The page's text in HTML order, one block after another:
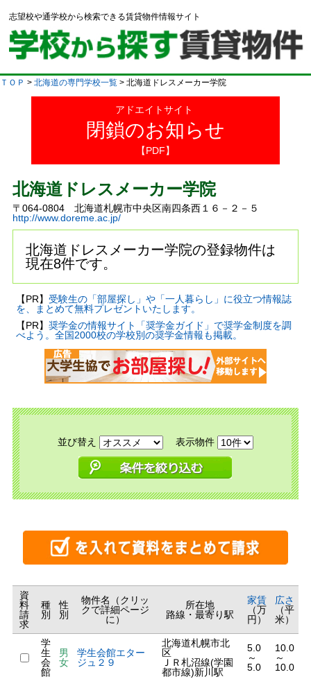
志望校や通学校から検索できる賃貸物件情報サイト
ＴＯＰ > 北海道の専門学校一覧 > 北海道ドレスメーカー学院
アドエイトサイト
閉鎖のお知らせ
【PDF】
北海道ドレスメーカー学院
〒064-0804 北海道札幌市中央区南四条西１６－２－５
http://www.doreme.ac.jp/
北海道ドレスメーカー学院の登録物件は
現在8件です。
【PR】 受験生の「部屋探し」や「一人暮らし」に役立つ情報誌
を、まとめて無料プレゼントいたします。
【PR】 奨学金の情報サイト「奨学金ガイド」で奨学金制度を調
べよう。全国2000校の学校別の奨学金情報も掲載。
並び替え 表示物件
資
料
請
求
種
別
性
別
物件名（クリッ
クで詳細ページ
に）
所在地
路線・最寄り駅
家賃
（万
円）
広さ
（平
米）
学
生
会
館
男
女
学生会館エター
ジュ２９
北海道札幌市北
区
ＪＲ札沼線(学園
都市線)新川駅
5.0
～
5.0
10.0
～
10.0